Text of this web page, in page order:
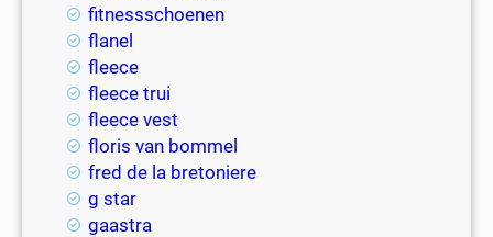
fitnessschoenen
flanel
fleece
fleece trui
fleece vest
floris van bommel
fred de la bretoniere
g star
gaastra